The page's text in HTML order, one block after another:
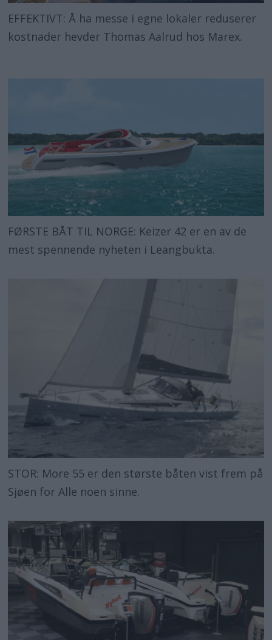
EFFEKTIVT: Å ha messe i egne lokaler reduserer
kostnader hevder Thomas Aalrud hos Marex.
FØRSTE BÅT TIL NORGE: Keizer 42 er en av de
mest spennende nyheten i Leangbukta.
STOR: More 55 er den største båten vist frem på
Sjøen for Alle noen sinne.